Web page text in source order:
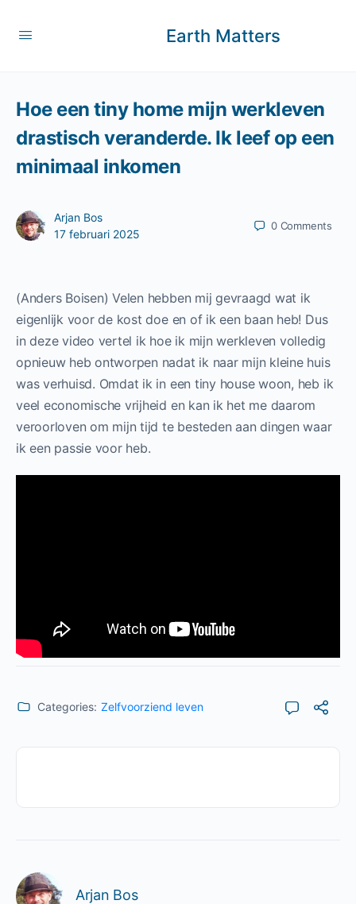
Earth Matters
Hoe een tiny home mijn werkleven
drastisch veranderde. Ik leef op een
minimaal inkomen
Arjan Bos
17 februari 2025
0 Comments
(Anders Boisen) Velen hebben mij gevraagd wat ik
eigenlijk voor de kost doe en of ik een baan heb! Dus
in deze video vertel ik hoe ik mijn werkleven volledig
opnieuw heb ontworpen nadat ik naar mijn kleine huis
was verhuisd. Omdat ik in een tiny house woon, heb ik
veel economische vrijheid en kan ik het me daarom
veroorloven om mijn tijd te besteden aan dingen waar
ik een passie voor heb.
Categories: Zelfvoorziend leven
Arjan Bos